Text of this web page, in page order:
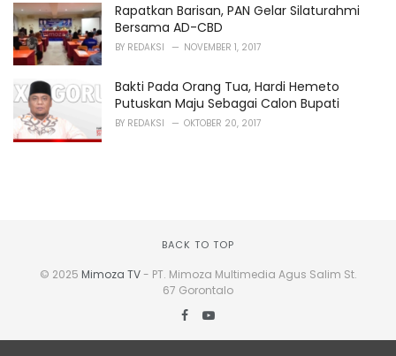
Rapatkan Barisan, PAN Gelar Silaturahmi
Bersama AD-CBD
BY REDAKSI NOVEMBER 1, 2017
Bakti Pada Orang Tua, Hardi Hemeto
Putuskan Maju Sebagai Calon Bupati
BY REDAKSI OKTOBER 20, 2017
BACK TO TOP
© 2025 Mimoza TV- PT. Mimoza Multimedia Agus Salim St.
67 Gorontalo